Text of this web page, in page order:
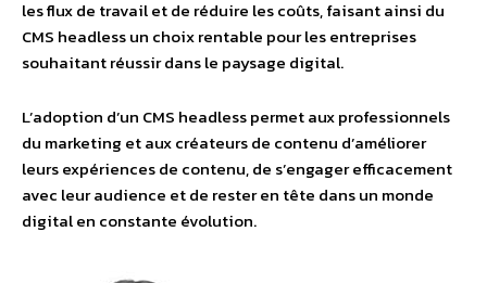
les flux de travail et de réduire les coûts, faisant ainsi du
CMS headless un choix rentable pour les entreprises
souhaitant réussir dans le paysage digital.
L’adoption d’un CMS headless permet aux professionnels
du marketing et aux créateurs de contenu d’améliorer
leurs expériences de contenu, de s’engager efficacement
avec leur audience et de rester en tête dans un monde
digital en constante évolution.